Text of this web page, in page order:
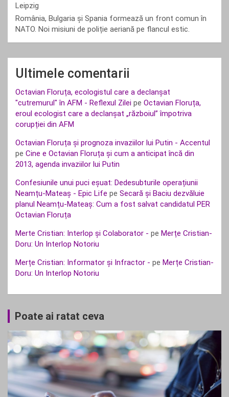
Leipzig
România, Bulgaria și Spania formează un front comun în
NATO. Noi misiuni de poliție aeriană pe flancul estic.
Ultimele comentarii
Octavian Floruța, ecologistul care a declanșat
"cutremurul" în AFM - Reflexul Zilei pe Octavian Floruța,
eroul ecologist care a declanșat „războiul” împotriva
corupției din AFM
Octavian Floruța și prognoza invaziilor lui Putin - Accentul
pe Cine e Octavian Floruța și cum a anticipat încă din
2013, agenda invaziilor lui Putin
Confesiunile unui puci eșuat: Dedesubturile operațiunii
Neamțu-Mateaș - Epic Life pe Secară și Baciu dezvăluie
planul Neamțu-Mateaș: Cum a fost salvat candidatul PER
Octavian Floruța
Merte Cristian: Interlop și Colaborator - pe Merțe Cristian-
Doru: Un Interlop Notoriu
Merțe Cristian: Informator și Infractor - pe Merțe Cristian-
Doru: Un Interlop Notoriu
Poate ai ratat ceva